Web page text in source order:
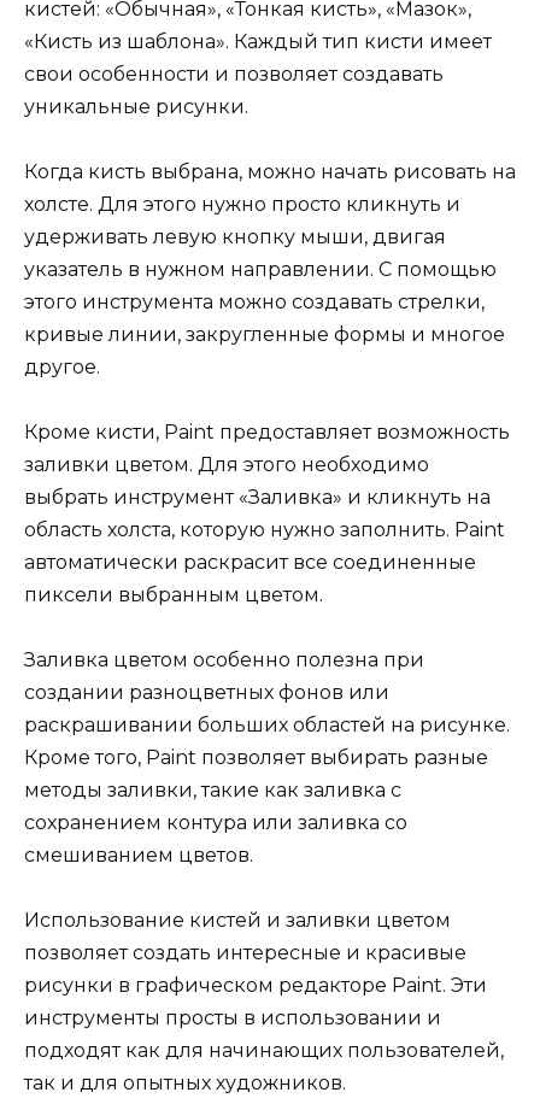
кистей: «Обычная», «Тонкая кисть», «Мазок»,
«Кисть из шаблона». Каждый тип кисти имеет
свои особенности и позволяет создавать
уникальные рисунки.
Когда кисть выбрана, можно начать рисовать на
холсте. Для этого нужно просто кликнуть и
удерживать левую кнопку мыши, двигая
указатель в нужном направлении. С помощью
этого инструмента можно создавать стрелки,
кривые линии, закругленные формы и многое
другое.
Кроме кисти, Paint предоставляет возможность
заливки цветом. Для этого необходимо
выбрать инструмент «Заливка» и кликнуть на
область холста, которую нужно заполнить. Paint
автоматически раскрасит все соединенные
пиксели выбранным цветом.
Заливка цветом особенно полезна при
создании разноцветных фонов или
раскрашивании больших областей на рисунке.
Кроме того, Paint позволяет выбирать разные
методы заливки, такие как заливка с
сохранением контура или заливка со
смешиванием цветов.
Использование кистей и заливки цветом
позволяет создать интересные и красивые
рисунки в графическом редакторе Paint. Эти
инструменты просты в использовании и
подходят как для начинающих пользователей,
так и для опытных художников.